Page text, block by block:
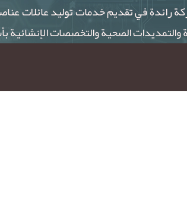
والتمديدات الصحية والتخصصات الإنشائية